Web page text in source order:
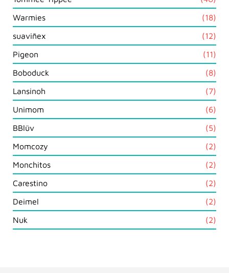
Warmies
(18)
suaviñex
(12)
Pigeon
(11)
Boboduck
(8)
Lansinoh
(7)
Unimom
(6)
BBlüv
(5)
Momcozy
(2)
Monchitos
(2)
Carestino
(2)
Deimel
(2)
Nuk
(2)